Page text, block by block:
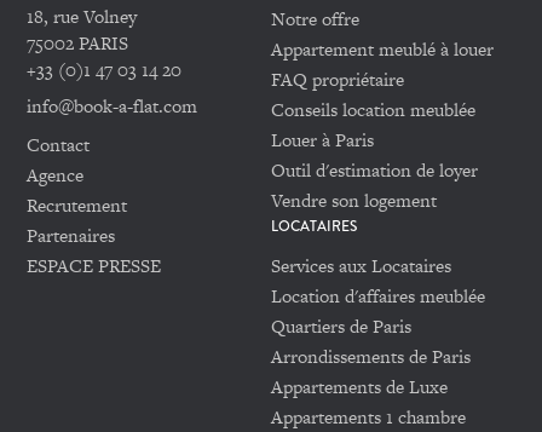
18, rue Volney
75002 PARIS
+33 (0)1 47 03 14 20
info@book-a-flat.com
Contact
Agence
Recrutement
Partenaires
ESPACE PRESSE
Notre offre
Appartement meublé à louer
FAQ propriétaire
Conseils location meublée
Louer à Paris
Outil d'estimation de loyer
Vendre son logement
LOCATAIRES
Services aux Locataires
Location d'affaires meublée
Quartiers de Paris
Arrondissements de Paris
Appartements de Luxe
Appartements 1 chambre